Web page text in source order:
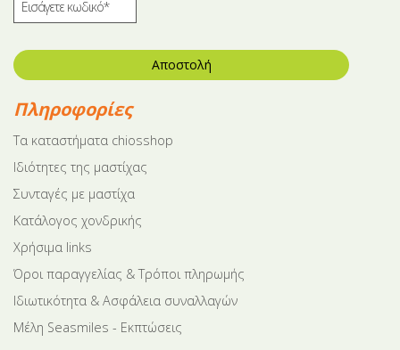
Αποστολή
Πληροφορίες
Tα καταστήματα chiosshop
Ιδιότητες της μαστίχας
Συνταγές με μαστίχα
Κατάλογος χονδρικής
Χρήσιμα links
Όροι παραγγελίας & Τρόποι πληρωμής
Ιδιωτικότητα & Ασφάλεια συναλλαγών
Μέλη Seasmiles - Εκπτώσεις